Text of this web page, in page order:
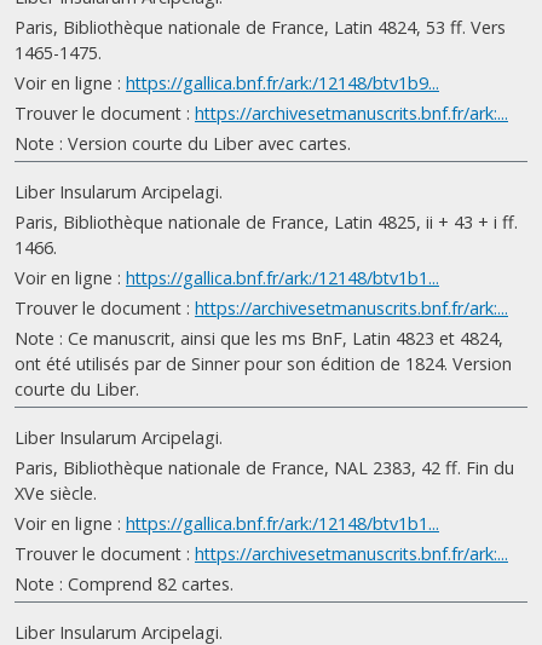
Paris, Bibliothèque nationale de France, Latin 4824, 53 ff. Vers
1465-1475.
Voir en ligne : https://gallica.bnf.fr/ark:/12148/btv1b9...
Trouver le document : https://archivesetmanuscrits.bnf.fr/ark:...
Note : Version courte du Liber avec cartes.
Liber Insularum Arcipelagi.
Paris, Bibliothèque nationale de France, Latin 4825, ii + 43 + i ff.
1466.
Voir en ligne : https://gallica.bnf.fr/ark:/12148/btv1b1...
Trouver le document : https://archivesetmanuscrits.bnf.fr/ark:...
Note : Ce manuscrit, ainsi que les ms BnF, Latin 4823 et 4824,
ont été utilisés par de Sinner pour son édition de 1824. Version
courte du Liber.
Liber Insularum Arcipelagi.
Paris, Bibliothèque nationale de France, NAL 2383, 42 ff. Fin du
XVe siècle.
Voir en ligne : https://gallica.bnf.fr/ark:/12148/btv1b1...
Trouver le document : https://archivesetmanuscrits.bnf.fr/ark:...
Note : Comprend 82 cartes.
Liber Insularum Arcipelagi.